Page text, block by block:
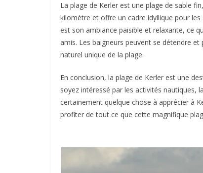
La plage de Kerler est une plage de sable
kilomètre et offre un cadre idyllique pour
est son ambiance paisible et relaxante, ce
amis. Les baigneurs peuvent se détendre
naturel unique de la plage.
En conclusion, la plage de Kerler est une
soyez intéressé par les activités nautiques,
certainement quelque chose à apprécier à
profiter de tout ce que cette magnifique